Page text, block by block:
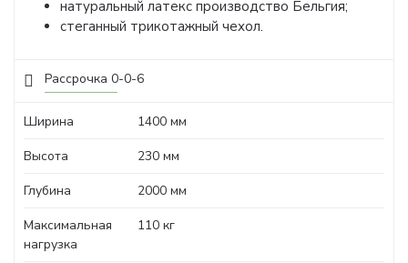
Рассрочка 0-0-6
натуральный латекс производство Бельгия;
стеганный трикотажный чехол.
Ширина
1400 мм
Высота
230 мм
Глубина
2000 мм
Максимальная
нагрузка
110 кг